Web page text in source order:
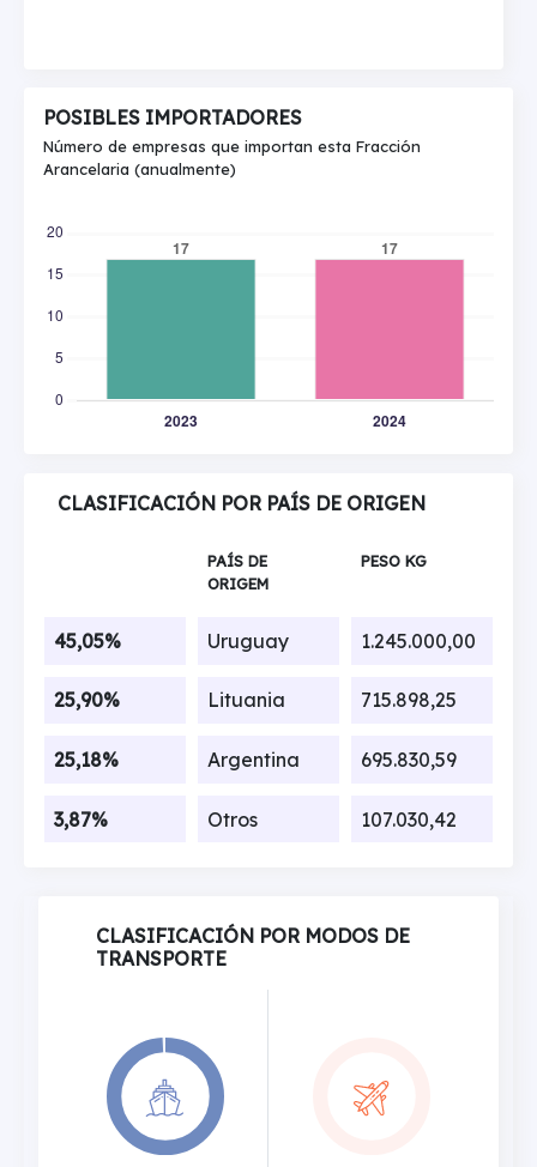
POSIBLES IMPORTADORES
Número de empresas que importan esta Fracción
Arancelaria (anualmente)
CLASIFICACIÓN POR PAÍS DE ORIGEN
PAÍS DE
ORIGEM
PESO KG
45,05% Uruguay 1.245.000,00
25,90% Lituania 715.898,25
25,18% Argentina 695.830,59
3,87% Otros 107.030,42
CLASIFICACIÓN POR MODOS DE
TRANSPORTE